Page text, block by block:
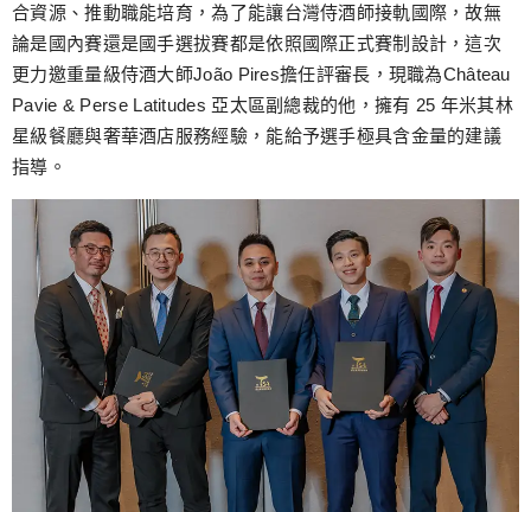
合資源、推動職能培育，為了能讓台灣侍酒師接軌國際，故無
論是國內賽還是國手選拔賽都是依照國際正式賽制設計，這次
更力邀重量級侍酒大師João Pires擔任評審長，現職為Château
Pavie & Perse Latitudes 亞太區副總裁的他，擁有 25 年米其林
星級餐廳與奢華酒店服務經驗，能給予選手極具含金量的建議
指導。